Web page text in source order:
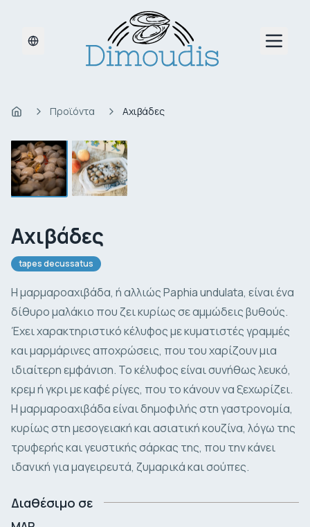
Open
Προϊόντα Αχιβάδες
Αχιβάδες
tapes decussatus
Η μαρμαροαχιβάδα, ή αλλιώςPaphia undulata, είναι ένα
δίθυρο μαλάκιο που ζει κυρίως σε αμμώδεις βυθούς.
Έχει χαρακτηριστικό κέλυφος με κυματιστές γραμμές
και μαρμάρινες αποχρώσεις, που του χαρίζουν μια
ιδιαίτερη εμφάνιση. Το κέλυφος είναι συνήθως λευκό,
κρεμ ή γκρι με καφέ ρίγες, που το κάνουν να ξεχωρίζει.
Η μαρμαροαχιβάδα είναι δημοφιλής στη γαστρονομία,
κυρίως στη μεσογειακή και ασιατική κουζίνα, λόγω της
τρυφερής και γευστικής σάρκας της, που την κάνει
ιδανική για μαγειρευτά, ζυμαρικά και σούπες.
Διαθέσιμο σε